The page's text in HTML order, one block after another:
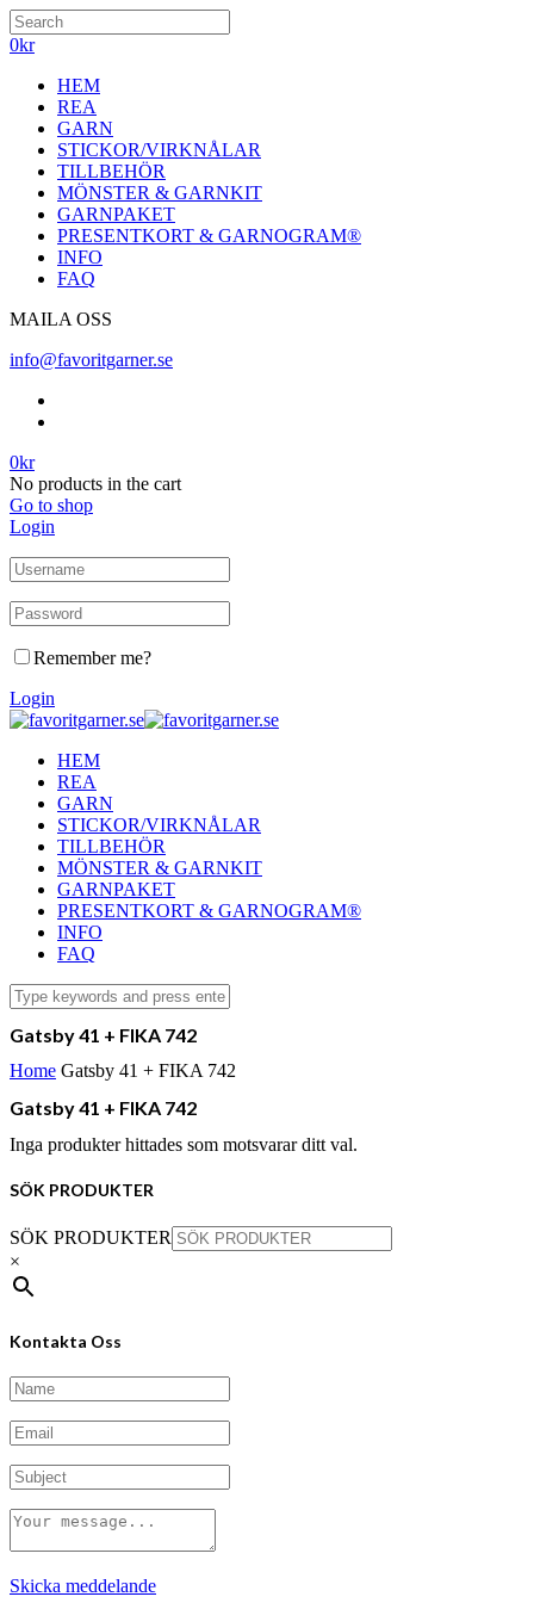
0kr
HEM
REA
GARN
STICKOR/VIRKNÅLAR
TILLBEHÖR
MÖNSTER & GARNKIT
GARNPAKET
PRESENTKORT & GARNOGRAM®
INFO
FAQ
MAILA OSS
info@favoritgarner.se
0kr
No products in the cart
Go to shop
Login
Remember me?
Login
HEM
REA
GARN
STICKOR/VIRKNÅLAR
TILLBEHÖR
MÖNSTER & GARNKIT
GARNPAKET
PRESENTKORT & GARNOGRAM®
INFO
FAQ
Gatsby 41 + FIKA 742
Home Gatsby 41 + FIKA 742
Gatsby 41 + FIKA 742
Inga produkter hittades som motsvarar ditt val.
SÖK PRODUKTER
SÖK PRODUKTER
×
Kontakta Oss
Skicka meddelande